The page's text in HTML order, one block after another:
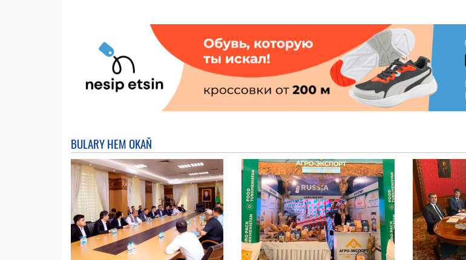
BULARY HEM OKAŇ